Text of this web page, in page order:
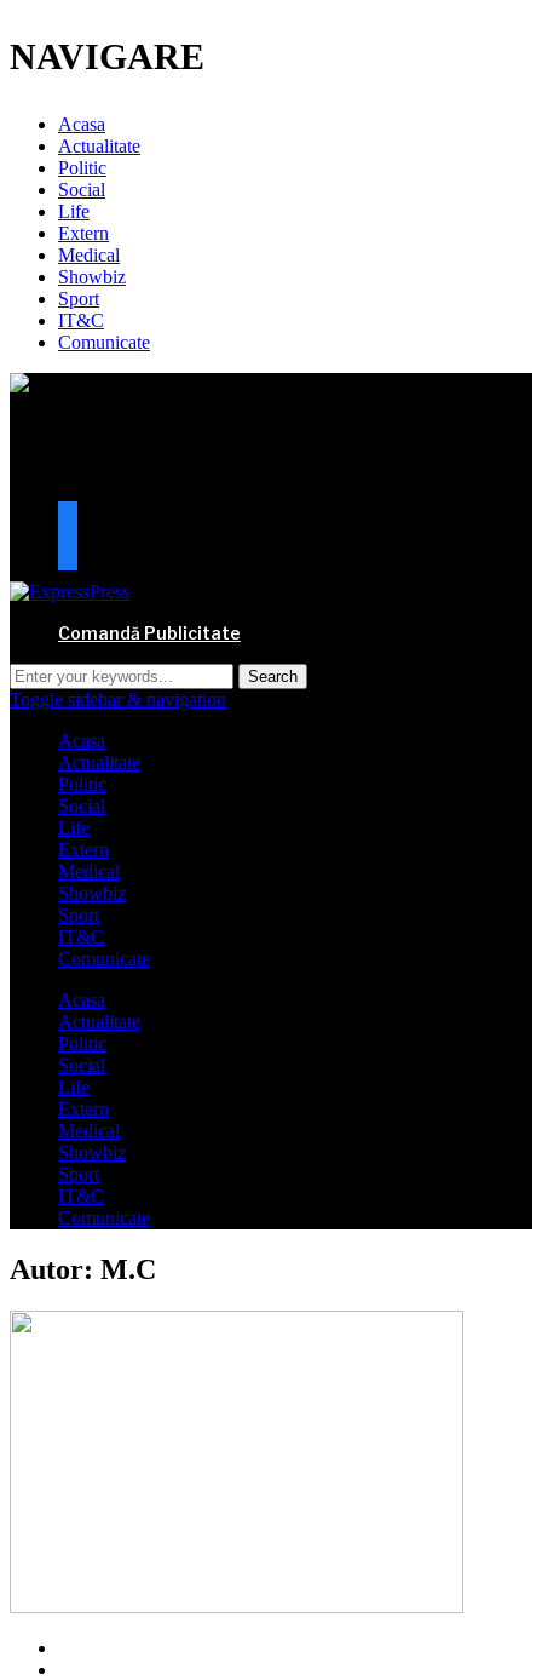
NAVIGARE
Acasa
Actualitate
Politic
Social
Life
Extern
Medical
Showbiz
Sport
IT&C
Comunicate
Comandă Publicitate
Toggle sidebar & navigation
Acasa
Actualitate
Politic
Social
Life
Extern
Medical
Showbiz
Sport
IT&C
Comunicate
Acasa
Actualitate
Politic
Social
Life
Extern
Medical
Showbiz
Sport
IT&C
Comunicate
Autor: M.C